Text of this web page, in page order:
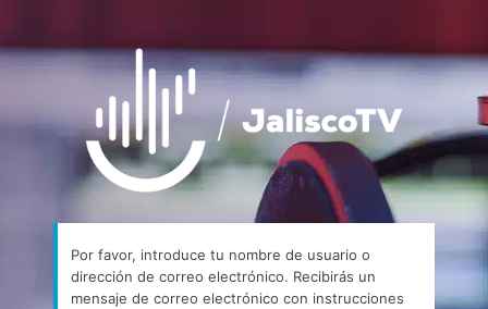
Contraseña
perdida
https://
Por favor, introduce tu nombre de usuario o
dirección de correo electrónico. Recibirás un
mensaje de correo electrónico con instrucciones